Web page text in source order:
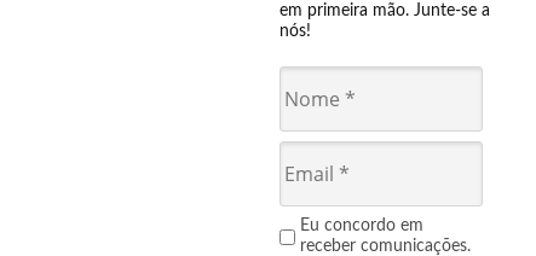
em primeira mão. Junte-se a
nós!
Eu concordo em
receber comunicações.